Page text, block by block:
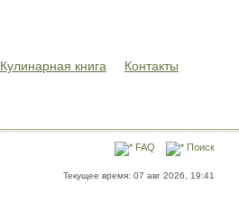
Кулинарная книга Контакты
FAQ Поиск
Текущее время: 07 авг 2026, 19:41